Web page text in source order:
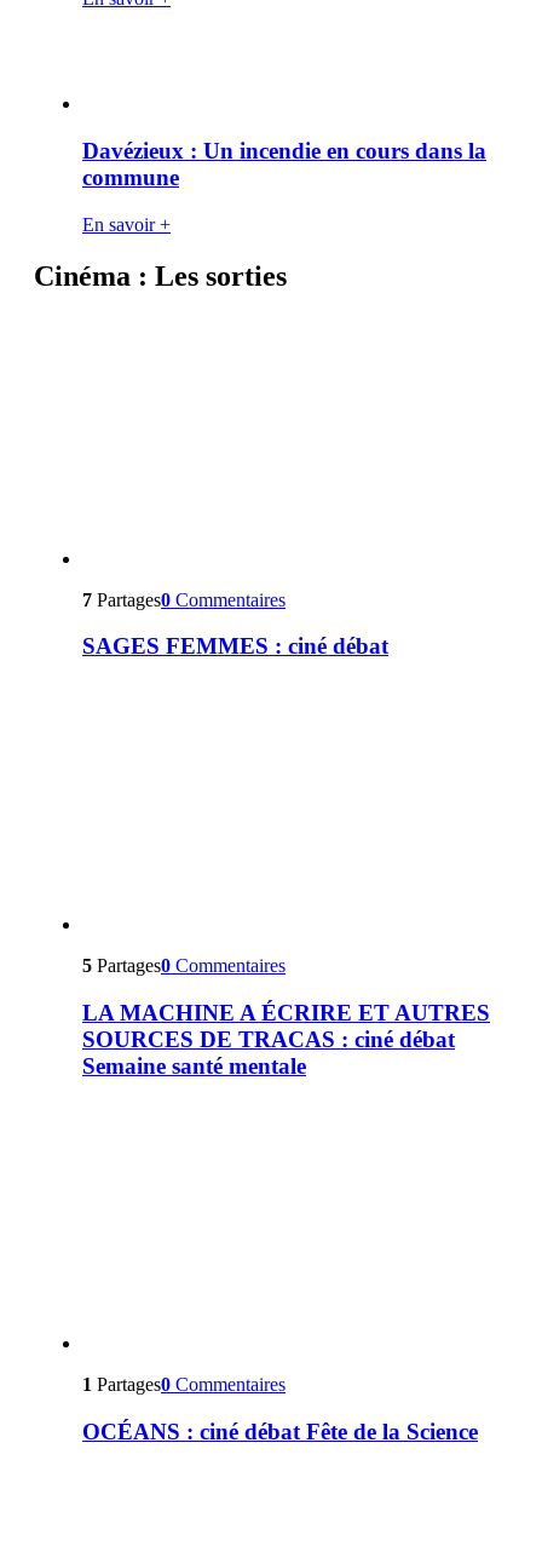
Davézieux : Un incendie en cours dans la
commune
En savoir +
Cinéma : Les sorties
7 Partages0 Commentaires
SAGES FEMMES : ciné débat
5 Partages0 Commentaires
LA MACHINE A ÉCRIRE ET AUTRES
SOURCES DE TRACAS : ciné débat
Semaine santé mentale
1 Partages0 Commentaires
OCÉANS : ciné débat Fête de la Science